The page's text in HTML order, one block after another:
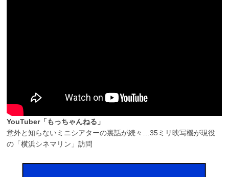
YouTuber「もっちゃんねる」
意外と知らないミニシアターの裏話が続々…35ミリ映写機が現役
の「横浜シネマリン」訪問